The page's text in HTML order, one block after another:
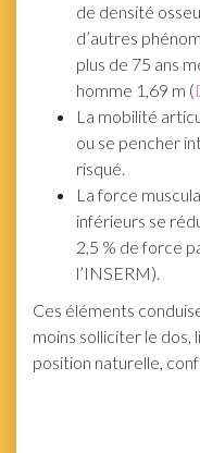
de densité
d’autres
plus de 75 ans
homme 1,69 m (
La mobilité
ou se pencher
risqué.
La force
inférieurs se
2,5 % de force
l’INSERM).
Ces éléments
moins solliciter le
position naturelle,